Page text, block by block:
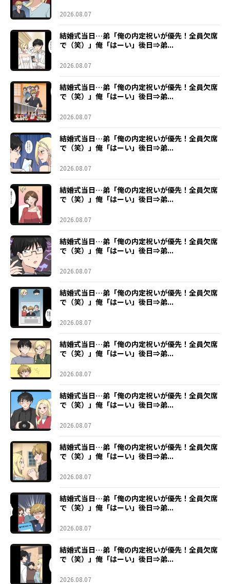
2026.08.07
結婚式当日…弟「俺の内定祝いが優先！全員欠席
で（笑）」俺「はーい」後日⇒弟...
2026.08.07
結婚式当日…弟「俺の内定祝いが優先！全員欠席
で（笑）」俺「はーい」後日⇒弟...
2026.08.07
結婚式当日…弟「俺の内定祝いが優先！全員欠席
で（笑）」俺「はーい」後日⇒弟...
2026.08.07
結婚式当日…弟「俺の内定祝いが優先！全員欠席
で（笑）」俺「はーい」後日⇒弟...
2026.08.07
結婚式当日…弟「俺の内定祝いが優先！全員欠席
で（笑）」俺「はーい」後日⇒弟...
2026.08.07
結婚式当日…弟「俺の内定祝いが優先！全員欠席
で（笑）」俺「はーい」後日⇒弟...
2026.08.07
結婚式当日…弟「俺の内定祝いが優先！全員欠席
で（笑）」俺「はーい」後日⇒弟...
2026.08.07
結婚式当日…弟「俺の内定祝いが優先！全員欠席
で（笑）」俺「はーい」後日⇒弟...
2026.08.07
結婚式当日…弟「俺の内定祝いが優先！全員欠席
で（笑）」俺「はーい」後日⇒弟...
2026.08.07
結婚式当日…弟「俺の内定祝いが優先！全員欠席
で（笑）」俺「はーい」後日⇒弟...
2026.08.07
結婚式当日…弟「俺の内定祝いが優先！全員欠席
で（笑）」俺「はーい」後日⇒弟...
2026.08.07